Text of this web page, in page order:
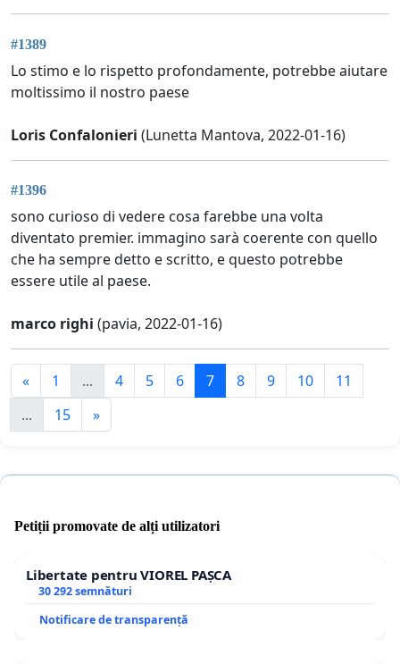
#1389
Lo stimo e lo rispetto profondamente, potrebbe aiutare
moltissimo il nostro paese
Loris Confalonieri (Lunetta Mantova, 2022-01-16)
#1396
sono curioso di vedere cosa farebbe una volta
diventato premier. immagino sarà coerente con quello
che ha sempre detto e scritto, e questo potrebbe
essere utile al paese.
marco righi (pavia, 2022-01-16)
« 1 ... 4 5 6 7 8 9 10
11
...
15 »
Petiții promovate de alți utilizatori
Libertate pentru VIOREL PAȘCA
30 292 semnături
Notificare de transparență